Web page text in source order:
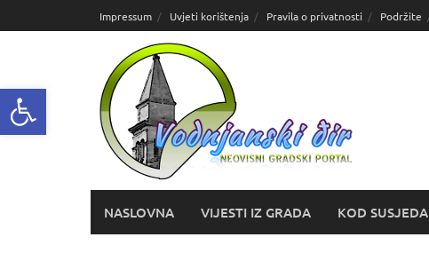
Open toolbar
do
Impressum Uvjeti korištenja Pravila o privatnosti Podržite
NASLOVNA VIJESTI IZ GRADA KOD SUSJEDA